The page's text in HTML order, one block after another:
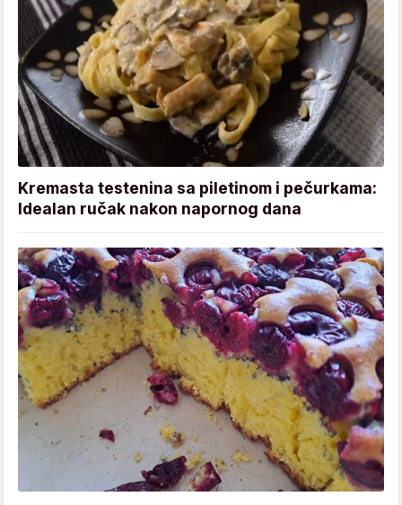
Kremasta testenina sa piletinom i pečurkama:
Idealan ručak nakon napornog dana